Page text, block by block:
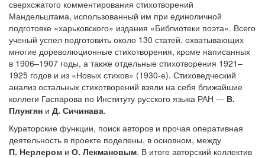
сверхсжатого комментирования стихотворений
Мандельштама, использованный им при единоличной
подготовке «харьковского» издания «Библиотеки поэта». Всего
ученый успел подготовить около 130 статей, охватывающих
многие дореволюционные стихотворения, кроме написанных
в 1906–1907 годы, а также отдельные стихотворения 1921–
1925 годов и из «Новых стихов» (1930-е). Стиховедческий
анализ остальных стихотворений взяли на себя ближайшие
коллеги Гаспарова по Институту русского языка РАН — В.
Плунгян и Д. Сичинава.
Кураторские функции, поиск авторов и прочая оперативная
деятельность в проекте поделены, в основном, между
П. Нерлером и О. Лекмановым. В итоге авторский коллектив